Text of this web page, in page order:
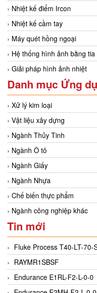
Nhiệt kế điểm Ircon
Nhiệt kế cầm tay
Máy quét hồng ngoại
Hệ thống hình ảnh bằng
Giải pháp hình ảnh nhiệt
Danh mục Ứng
Xử lý kim loại
Vật liệu xây dựng
Ngành Thủy Tinh
Ngành Ô tô
Ngành Giấy
Ngành Nhựa
Chế biến thực phẩm
Ngành công nghiệp khác
Tin mới
Fluke Process T40-LT-70-
RAYMR1SBSF
Endurance E1RL-F2-L-0-0